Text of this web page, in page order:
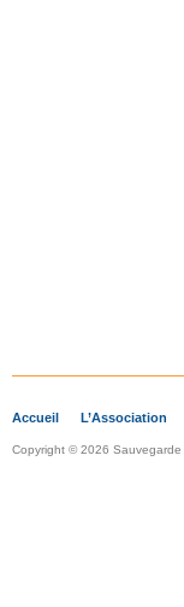
Accueil L’Association
Copyright © 2026 Sauvegarde